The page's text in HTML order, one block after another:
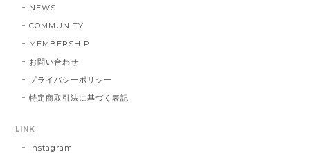
NEWS
COMMUNITY
MEMBERSHIP
お問い合わせ
プライバシーポリシー
特定商取引法に基づく表記
LINK
Instagram